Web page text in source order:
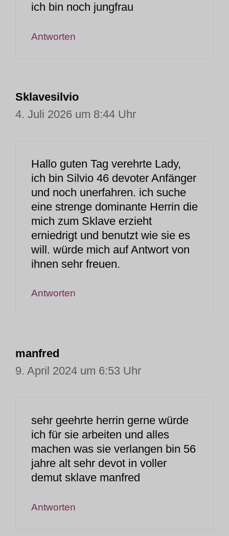
ich bin noch jungfrau
Antworten
Sklavesilvio
4. Juli 2026 um 8:44 Uhr
Hallo guten Tag verehrte Lady,
ich bin Silvio 46 devoter Anfänger
und noch unerfahren. ich suche
eine strenge dominante Herrin die
mich zum Sklave erzieht
erniedrigt und benutzt wie sie es
will. würde mich auf Antwort von
ihnen sehr freuen.
Antworten
manfred
9. April 2024 um 6:53 Uhr
sehr geehrte herrin gerne würde
ich für sie arbeiten und alles
machen was sie verlangen bin 56
jahre alt sehr devot in voller
demut sklave manfred
Antworten